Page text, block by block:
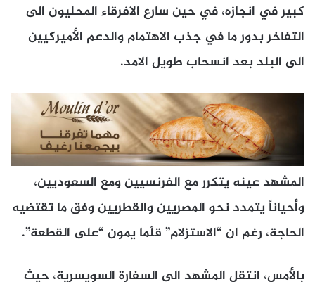
كبير في انجازه، في حين سارع الافرقاء المحليون الى
التفاخر بدور ما في جذب الاهتمام والدعم الأميركيين
الى البلد بعد انسحاب طويل الامد.
المشهد عينه يتكرر مع الفرنسيين ومع السعوديين،
وأحياناً يتمدد نحو المصريين والقطريين وفق ما تقتضيه
الحاجة، رغم ان “الاستزلام” قلّما يمون “على القطعة”.
بالأمس، انتقل المشهد الى السفارة السويسرية، حيث